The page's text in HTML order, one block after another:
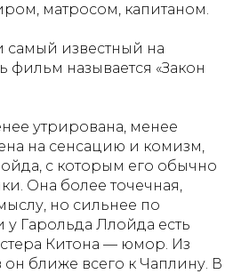
матросом, капитаном.
известный на
называется «Закон
утрирована, менее
на сенсацию и комизм,
с которым его обычно
Она более точечная,
но сильнее по
у Гарольда Ллойда есть
Китона — юмор. Из
ближе всего к Чаплину. В